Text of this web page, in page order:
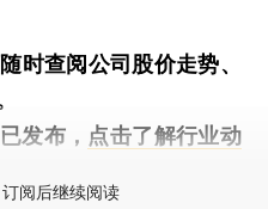
随时查阅公司股价走势、
发布， 点击了解行业动
阅后继续阅读